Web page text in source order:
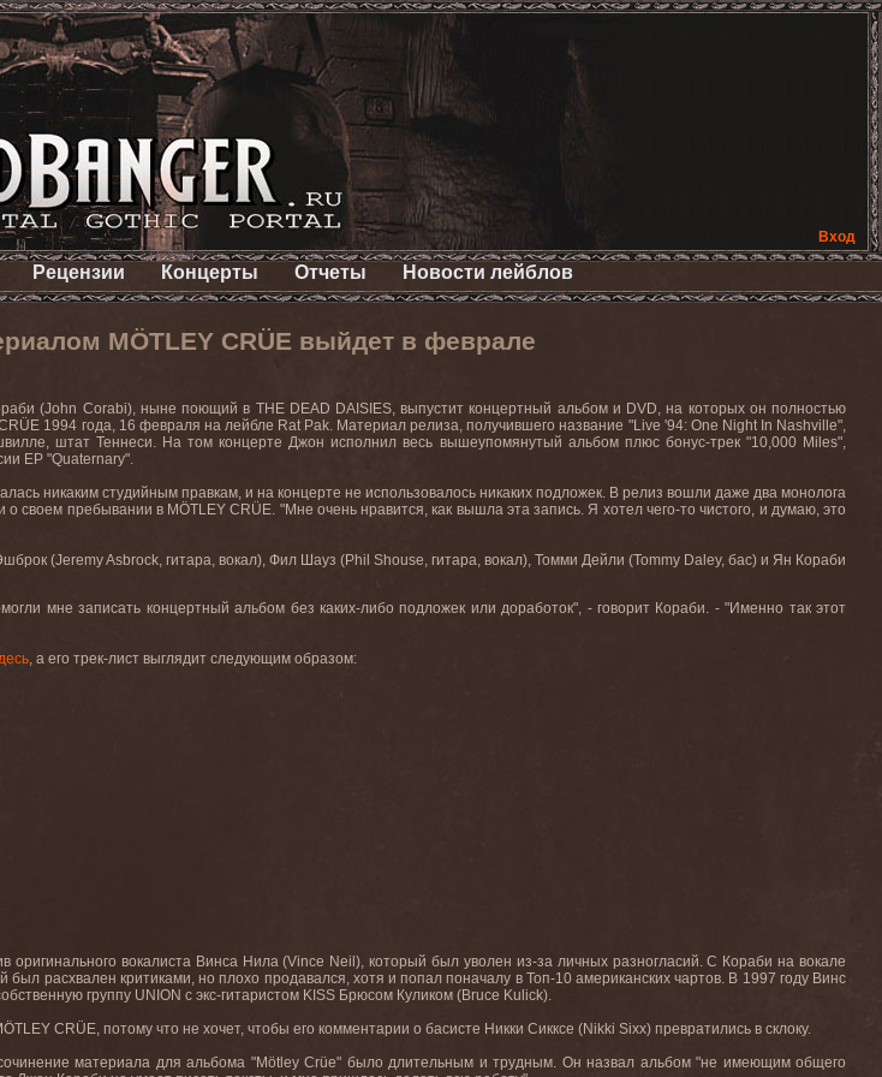
Вход
Рецензии Концерты Отчеты Новости лейблов
MÖTLEY CRÜE выйдет в феврале
(John Corabi), ныне поющий в THE DEAD DAISIES, выпустит концертный альбом и DVD, на которых он полностью
Ü E 1994 года, 16 февраля на лейбле Rat Pak. Материал релиза, получившего название "Live '94: One Night In Nashville",
штат Теннеси. На том концерте Джон исполнил весь вышеупомянутый альбом плюс бонус-трек "10,000 Miles",
EP "Quaternary".
никаким студийным правкам, и на концерте не использовалось никаких подложек. В релиз вошли даже два монолога
о своем пребывании в MÖTLEY CRÜ E. "Мне очень нравится, как вышла эта запись. Я хотел чего-то чистого, и думаю, это
(JeremyAsbrock, гитара, вокал), Фил Шауз (Phil Shouse, гитара, вокал), Томми Дейли (Tommy Daley, бас) и Ян Кораби
мне записать концертный альбом без каких-либо подложек или доработок", - говорит Кораби. - "Именно так этот
, а его трек-лист выглядит следующим образом:
оригинального вокалиста Винса Нила (Vince Neil), который был уволен из-за личных разногласий. С Кораби на вокале
расхвален критиками, но плохо продавался, хотя и попал поначалу в Топ-10 американских чартов. В 1997 году Винс
группу UNION с экс-гитаристом KISS Брюсом Куликом (Bruce Kulick).
CRÜE, потому что не хочет, чтобы его комментарии о басисте Никки Сикксе (Nikki Sixx) превратились в склоку.
материала для альбома "Mötley Crüe" было длительным и трудным. Он назвал альбом "не имеющим общего